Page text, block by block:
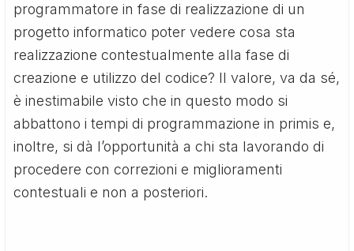
programmatore in fase di realizzazione di un
progetto informatico poter vedere cosa sta
realizzazione contestualmente alla fase di
creazione e utilizzo del codice? Il valore, va da sé,
è inestimabile visto che in questo modo si
abbattono i tempi di programmazione in primis e,
inoltre, si dà l’opportunità a chi sta lavorando di
procedere con correzioni e miglioramenti
contestuali e non a posteriori.